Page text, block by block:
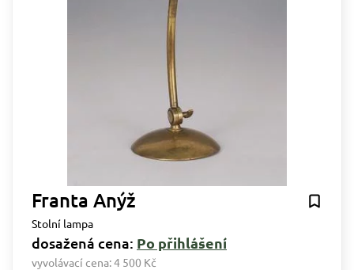
Franta Anýž
Stolní lampa
dosažená cena: Po přihlášení
vyvolávací cena:4 500 Kč